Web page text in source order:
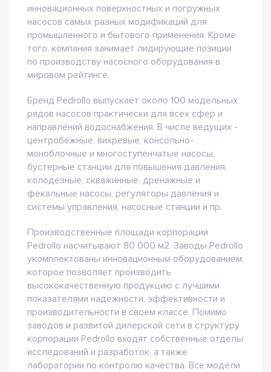
инновационных поверхностных и погружных
насосов самых разных модификаций для
промышленного и бытового применения. Кроме
того, компания занимает лидирующие позиции
по производству насосного оборудования в
мировом рейтинге.
Бренд Pedrollo выпускает около 100 модельных
рядов насосов практически для всех сфер и
направлений водоснабжения. В числе ведущих -
центробежные, вихревые, консольно-
моноблочные и многоступенчатые насосы,
бустерные станции для повышения давления,
колодезные, скважинные, дренажные и
фекальные насосы, регуляторы давления и
системы управления, насосные станции и пр.
Производственные площади корпорации
Pedrollo насчитывают 80 000 м2. Заводы Pedrollo
укомплектованы инновационным оборудованием,
которое позволяет производить
высококачественную продукцию с лучшими
показателями надежности, эффективности и
производительности в своем классе. Помимо
заводов и развитой дилерской сети в структуру
корпорации Pedrollo входят собственные отделы
исследований и разработок, а также
лаборатории по контролю качества. Все модели